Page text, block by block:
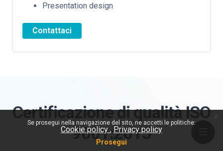
Se prosegui nella navigazione del sito, ne accetti le politiche:
Cookie policy Privacy policy
Prosegui
Presentation design
Contattaci
Certificazione di qualità ISO
9001:2015